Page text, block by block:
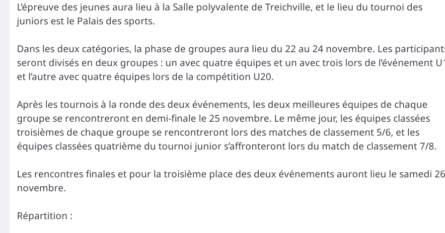
L’épreuve des jeunes aura lieu à la Salle polyvalente de Treichville, et le lieu du tournoi des
juniors est le Palais des sports.
Dans les deux catégories, la phase de groupes aura lieu du 22 au 24 novembre. Les
seront divisés en deux groupes : un avec quatre équipes et un avec trois lors de l’événement
et l’autre avec quatre équipes lors de la compétition U20.
Après les tournois à la ronde des deux événements, les deux meilleures équipes de chaque
groupe se rencontreront en demi-finale le 25 novembre. Le même jour, les équipes classées
troisièmes de chaque groupe se rencontreront lors des matches de classement 5/6, et les
équipes classées quatrième du tournoi junior s’affronteront lors du match de classement 7/8.
Les rencontres finales et pour la troisième place des deux événements auront lieu le samedi 26
novembre.
Répartition :